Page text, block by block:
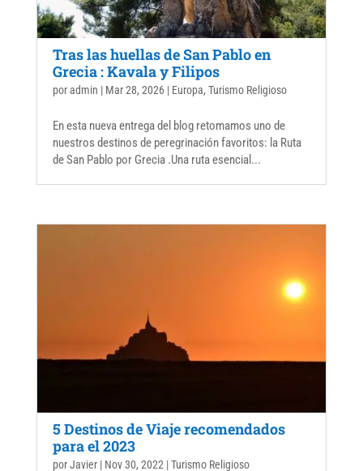
Tras las huellas de San Pablo en
Grecia : Kavala y Filipos
poradmin | Mar 28, 2026| Europa, Turismo Religioso
En esta nueva entrega del blog retomamos uno de
nuestros destinos de peregrinación favoritos: la Ruta
de San Pablo por Grecia .Una ruta esencial...
5 Destinos de Viaje recomendados
para el 2023
porJavier| Nov 30, 2022 |Turismo Religioso